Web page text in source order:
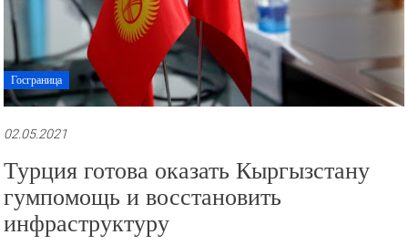
Госграница
02.05.2021
Турция готова оказать Кыргызстану
гумпомощь и восстановить
инфраструктуру